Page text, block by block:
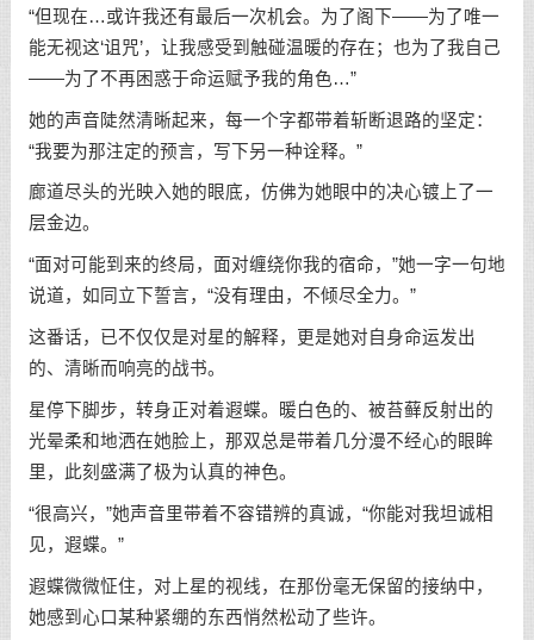
“但现在…或许我还有最后一次机会。为了阁下——为了唯一
能无视这‘诅咒’，让我感受到触碰温暖的存在；也为了我自己
——为了不再困惑于命运赋予我的角色…”
她的声音陡然清晰起来，每一个字都带着斩断退路的坚定：
“我要为那注定的预言，写下另一种诠释。”
廊道尽头的光映入她的眼底，仿佛为她眼中的决心镀上了一
层金边。
“面对可能到来的终局，面对缠绕你我的宿命，”她一字一句地
说道，如同立下誓言，“没有理由，不倾尽全力。”
这番话，已不仅仅是对星的解释，更是她对自身命运发出
的、清晰而响亮的战书。
星停下脚步，转身正对着遐蝶。暖白色的、被苔藓反射出的
光晕柔和地洒在她脸上，那双总是带着几分漫不经心的眼眸
里，此刻盛满了极为认真的神色。
“很高兴，”她声音里带着不容错辨的真诚，“你能对我坦诚相
见，遐蝶。”
遐蝶微微怔住，对上星的视线，在那份毫无保留的接纳中，
她感到心口某种紧绷的东西悄然松动了些许。